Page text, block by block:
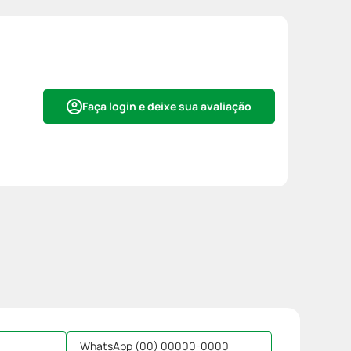
Faça login e deixe sua avaliação